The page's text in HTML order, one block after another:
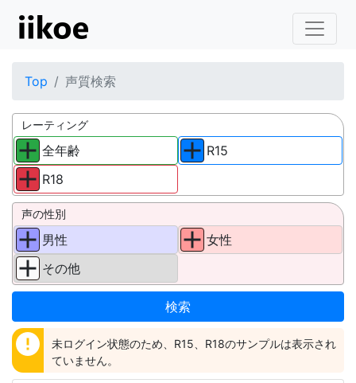
Top 声質検索
レーティング
全年齢
R18
R15
声の性別
男性
その他
女性
error
未ログイン状態のため、R15、R18のサンプルは表示され
ていません。